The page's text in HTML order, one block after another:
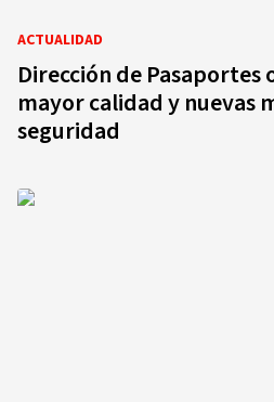
ACTUALIDAD
Dirección de
mayor calidad y nuevas
seguridad